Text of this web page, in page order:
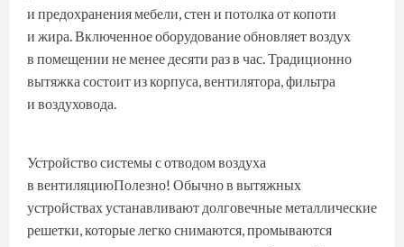
и предохранения мебели, стен и потолка от копоти
и жира. Включенное оборудование обновляет воздух
в помещении не менее десяти раз в час. Традиционно
вытяжка состоит из корпуса, вентилятора, фильтра
и воздуховода.
Устройство системы с отводом воздуха
в вентиляциюПолезно! Обычно в вытяжных
устройствах устанавливают долговечные металлические
решетки, которые легко снимаются, промываются